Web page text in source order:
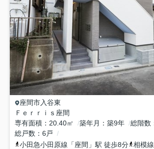
座間市入谷東
Ｆｅｒｒｉｓ座間
専有面積
20.40㎡ 築年月 築9年 総階数
総戸数
6戸
小田急小田原線 「座間 」駅 徒歩8分 相模線